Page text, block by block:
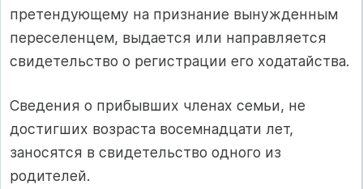
претендующему на признание вынужденным
переселенцем, выдается или направляется
свидетельство о регистрации его ходатайства.
Сведения о прибывших членах семьи, не
достигших возраста восемнадцати лет,
заносятся в свидетельство одного из
родителей.